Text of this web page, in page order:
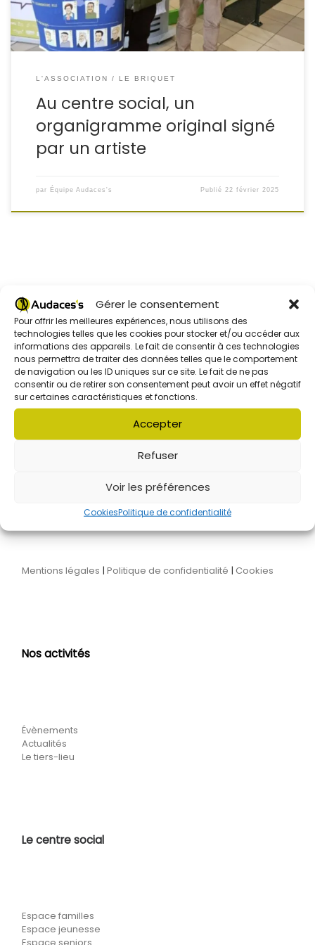
Gérer le consentement
Pour offrir les meilleures expériences, nous utilisons des
technologies telles que les cookies pour stocker et/ou accéder aux
informations des appareils. Le fait de consentir à ces technologies
nous permettra de traiter des données telles que le comportement
de navigation ou les ID uniques sur ce site. Le fait de ne pas
consentir ou de retirer son consentement peut avoir un effet négatif
sur certaines caractéristiques et fonctions.
Accepter
Refuser
Voir les préférences
CookiesPolitique de confidentialité
L'ASSOCIATION LE BRIQUET
Au centre social, un
organigramme original signé
par un artiste
par Équipe Audaces's Publié22 février 2025
L'association Audaces's
Mentions légales |Politique de confidentialité |Cookies
Nos activités
Évènements
Actualités
Le tiers-lieu
Le centre social
Espace familles
Espace jeunesse